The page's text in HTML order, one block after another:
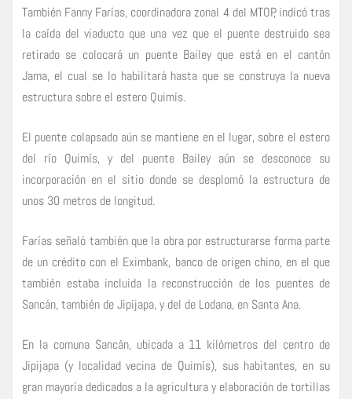
También Fanny Farías, coordinadora zonal 4 del MTOP, indicó tras
la caída del viaducto que una vez que el puente destruido sea
retirado se colocará un puente Bailey que está en el cantón
Jama, el cual se lo habilitará hasta que se construya la nueva
estructura sobre el estero Quimís.
El puente colapsado aún se mantiene en el lugar, sobre el estero
del río Quimís, y del puente Bailey aún se desconoce su
incorporación en el sitio donde se desplomó la estructura de
unos 30 metros de longitud.
Farías señaló también que la obra por estructurarse forma parte
de un crédito con el Eximbank, banco de origen chino, en el que
también estaba incluida la reconstrucción de los puentes de
Sancán, también de Jipijapa, y del de Lodana, en Santa Ana.
En la comuna Sancán, ubicada a 11 kilómetros del centro de
Jipijapa (y localidad vecina de Quimís), sus habitantes, en su
gran mayoría dedicados a la agricultura y elaboración de tortillas